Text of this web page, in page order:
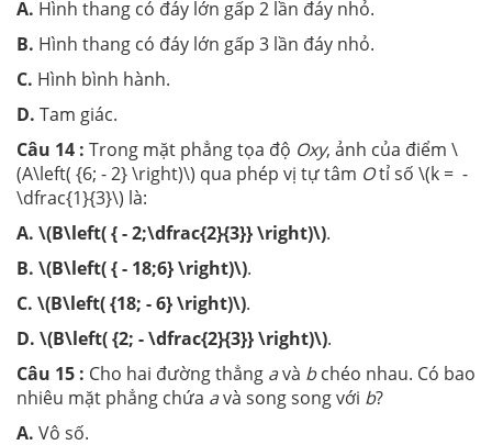
A. Hình thang có đáy lớn gấp 2 lần đáy nhỏ.
B. Hình thang có đáy lớn gấp 3 lần đáy nhỏ.
C. Hình bình hành.
D. Tam giác.
Câu 14 : Trong mặt phẳng tọa độ Oxy, ảnh của điểm \
(A\left( {6; - 2} \right)\) qua phép vị tự tâm Otỉ số \(k = -
\dfrac{1}{3}\) là:
A. \(B\left( { - 2;\dfrac{2}{3}} \right)\).
B. \(B\left( { - 18;6} \right)\).
C. \(B\left( {18; - 6} \right)\).
D. \(B\left( {2; - \dfrac{2}{3}} \right)\).
Câu 15 : Cho hai đường thẳng avà bchéo nhau. Có bao
nhiêu mặt phẳng chứa avà song song với b?
A. Vô số.